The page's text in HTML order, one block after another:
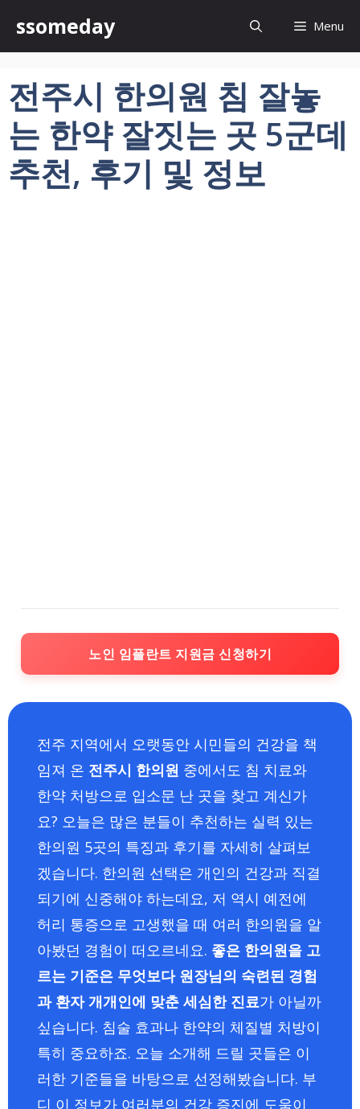
츠
건
ssomeday Menu
전주시 한의원 침 잘놓
는 한약 잘짓는 곳 5군데
추천, 후기 및 정보
노인 임플란트 지원금 신청하기
전주 지역에서 오랫동안 시민들의 건강을 책
임져 온 전주시 한의원 중에서도 침 치료와
한약 처방으로 입소문 난 곳을 찾고 계신가
요? 오늘은 많은 분들이 추천하는 실력 있는
한의원 5곳의 특징과 후기를 자세히 살펴보
겠습니다. 한의원 선택은 개인의 건강과 직결
되기에 신중해야 하는데요, 저 역시 예전에
허리 통증으로 고생했을 때 여러 한의원을 알
아봤던 경험이 떠오르네요. 좋은 한의원을 고
르는 기준은 무엇보다 원장님의 숙련된 경험
과 환자 개개인에 맞춘 세심한 진료가 아닐까
싶습니다. 침술 효과나 한약의 체질별 처방이
특히 중요하죠. 오늘 소개해 드릴 곳들은 이
러한 기준들을 바탕으로 선정해봤습니다. 부
디 이 정보가 여러분의 건강 증진에 도움이